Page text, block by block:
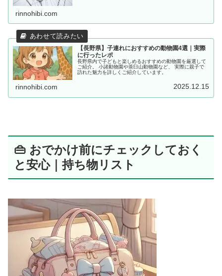
rinnohibi.com
【長野県】子連れにおすすめの動物園4選｜実際
に行ったレポ
長野県内で子どもと楽しめるおすすめの動物園を厳選して
ご紹介。 小諸動物園や茶臼山動物園など、 実際に親子で
訪れた魅力を詳しくご紹介しています。
rinnohibi.com 2025.12.15
👜 おでかけ前にチェックしておく
と安心｜持ち物リスト